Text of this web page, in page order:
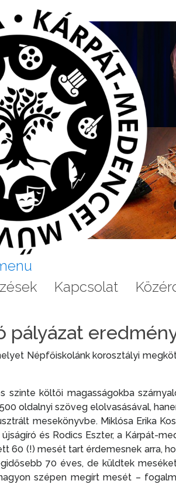
Kapcsolat
pályázat
Népfőiskolánk korosztályi
költői magasságokba
oldalnyi szöveg elolvasásával,
mesekönyvbe. Miklósa Erika
és Rodics Eszter, a Kárpát-
(!) mesét tart érdemesnek arra,
70 éves, de küldtek
szépen megírt mesét –